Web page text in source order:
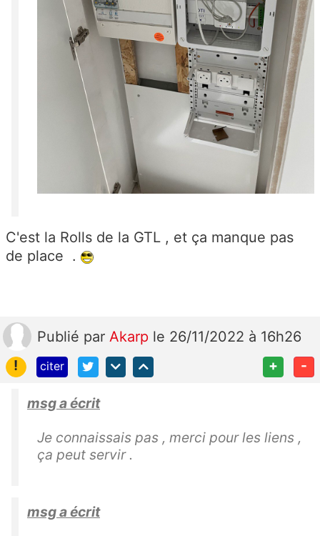
C'est la Rolls de la GTL , et ça manque pas
de place .
Publié par Akarp le 26/11/2022 à 16h26
!
citer + -
msg a écrit
Je connaissais pas , merci pour les liens ,
ça peut servir .
msg a écrit